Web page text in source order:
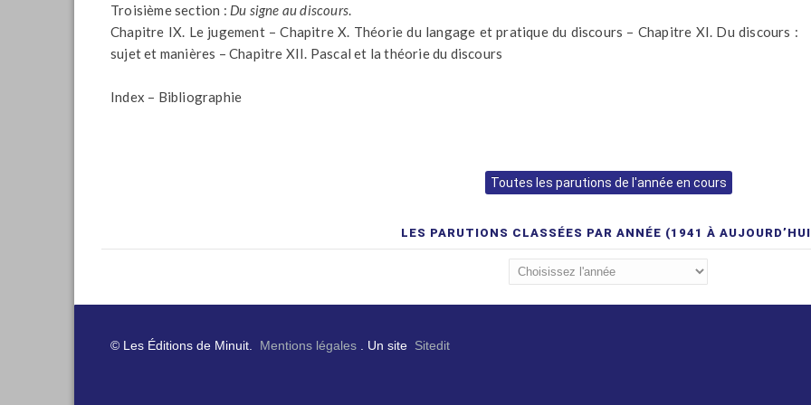
Troisième section : Du signe au discours.
Chapitre IX. Le jugement – Chapitre X. Théorie du langage et pratique du discours – Chapitre XI. Du discours :
sujet et manières – Chapitre XII. Pascal et la théorie du discours
Index – Bibliographie
Toutes les parutions de l'année en cours
LES PARUTIONS CLASSÉES PAR ANNÉE (1941 À
© Les Éditions de Minuit. Mentions légales . Un site Sitedit